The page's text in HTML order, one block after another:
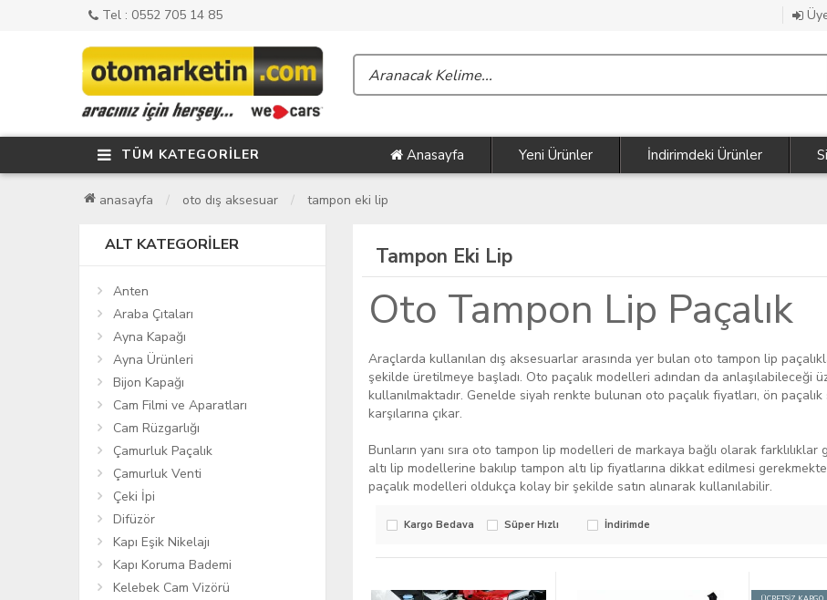
Tel : 0552 705 14 85
TÜM KATEGORİLER Anasayfa Yeni Ürünler İndirimdeki Ürünler
anasayfa oto dış aksesuar tampon eki lip
ALT KATEGORILER
Anten
Araba Çıtaları
Ayna Kapağı
Ayna Ürünleri
Bijon Kapağı
Cam Filmi ve Aparatları
Cam Rüzgarlığı
Çamurluk Paçalık
Çamurluk Venti
Çeki İpi
Difüzör
Kapı Eşik Nikelajı
Kapı Koruma Bademi
Kelebek Cam Vizörü
Tampon Eki Lip
Oto Tampon Lip Paçalık
Araçlarda kullanılan dış aksesuarlar arasında yer bulan oto tampon lip
şekilde üretilmeye başladı. Oto paçalık modelleri adından da anlaşılabileceği
kullanılmaktadır. Genelde siyah renkte bulunan oto paçalık fiyatları, ön
karşılarına çıkar.
Bunların yanı sıra oto tampon lip modelleri de markaya bağlı olarak
altı lip modellerine bakılıp tampon altı lip fiyatlarına dikkat edilmesi
paçalık modelleri oldukça kolay bir şekilde satın alınarak kullanılabilir.
Kargo Bedava Süper Hızlı İndirimde